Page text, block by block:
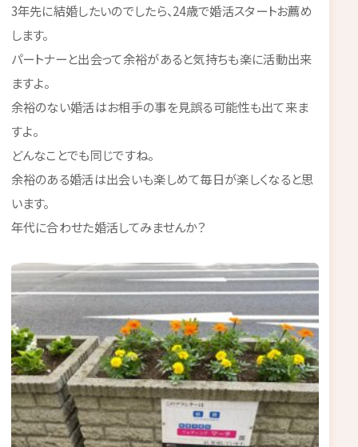
3年先に結婚したいのでしたら、24歳で婚活スタートお薦め
します。
パートナーと出会って余裕があると気持ちも楽に活動出来
ますよ。
余裕のない婚活はお相手の事を見誤る可能性も出て来ま
すよ。
どんなことでも同じですね。
余裕のある婚活は出会いも楽しめて毎日が楽しくなると思
います。
年代に合わせた婚活してみませんか？